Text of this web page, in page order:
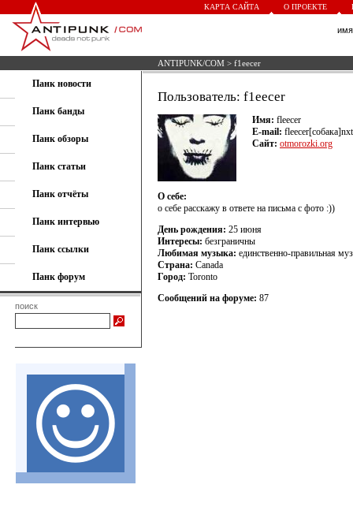
КАРТА САЙТА О ПРОЕКТЕ
ANTIPUNK/COM > f1eecer
Панк новости
Панк банды
Панк обзоры
Панк статьи
Панк отчёты
Панк интервью
Панк ссылки
Панк форум
поиск
Пользователь: f1eecer
Имя: fleecer
E-mail:
Сайт: otmorozki.org
О себе:
о себе расскажу в ответе на письма с фото :))
День рождения: 25 июня
Интересы: безграничны
Любимая музыка: единственно-правильная
Страна: Canada
Город: Toronto
Сообщений на форуме: 87